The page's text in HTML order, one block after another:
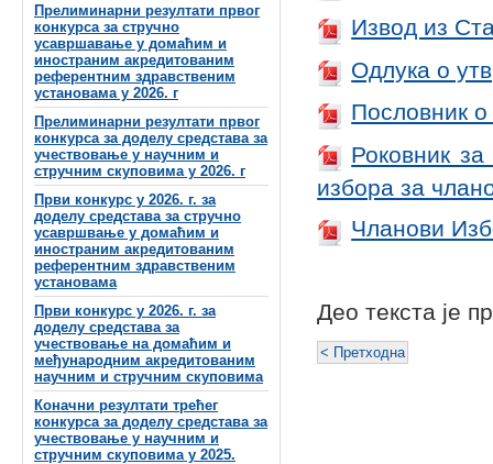
Прелиминарни резултати првог
конкурса за стручно
усавршавање у домаћим и
иностраним акредитованим
референтним здравственим
установама у 2026. г
Прелиминарни резултати првог
конкурса за доделу средстава за
учествовање у научним и
стручним скуповима у 2026. г
Први конкурс у 2026. г. за
доделу средстава за стручно
усавршвање у домаћим и
иностраним акредитованим
референтним здравственим
установама
Први конкурс у 2026. г. за
доделу средстава за
учествовање на домаћим и
међународним акредитованим
научним и стручним скуповима
Коначни резултати трећег
конкурса за доделу средстава за
учествовање у научним и
стручним скуповима у 2025.
Извод из
Одлука о
Пословник
Роковник
избора за
Чланови
Део текста је
< Претходна